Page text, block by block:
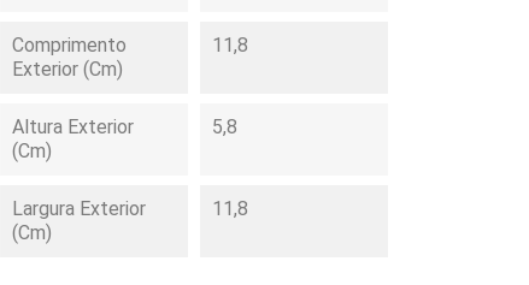
Comprimento
Exterior (cm)
11,8
Altura Exterior
(cm)
5,8
Largura Exterior
(cm)
11,8